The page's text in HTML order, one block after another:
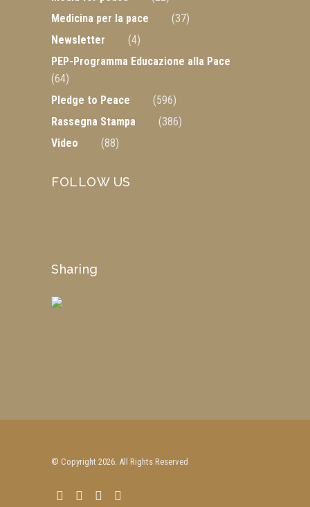
Medicina per la pace
(37)
Newsletter
(4)
PEP-Programma Educazione alla Pace
(64)
Pledge to Peace
(596)
Rassegna Stampa
(386)
Video
(88)
FOLLOW US
Sharing
© Copyright 2026. All Rights Reserved